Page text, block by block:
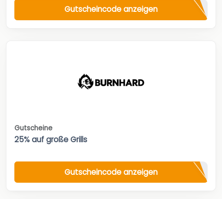
Gutscheincode anzeigen
Gutscheine
25% auf große Grills
Gutscheincode anzeigen